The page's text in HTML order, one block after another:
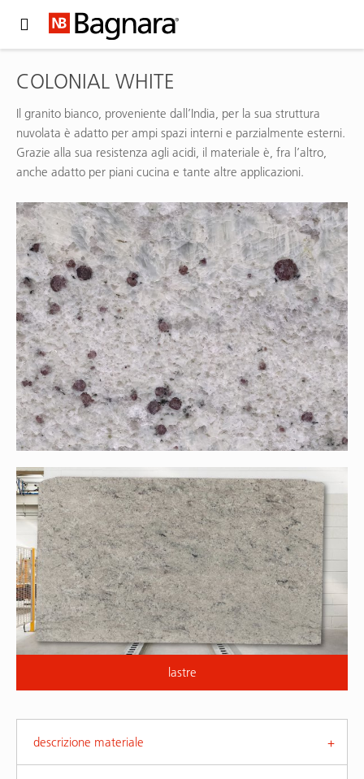
COLONIAL WHITE
Il granito bianco, proveniente dall’India, per la sua struttura
nuvolata è adatto per ampi spazi interni e parzialmente esterni.
Grazie alla sua resistenza agli acidi, il materiale è, fra l’altro,
anche adatto per piani cucina e tante altre applicazioni.
lastre
descrizione materiale